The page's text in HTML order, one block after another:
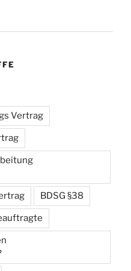
Vertrag
BDSG §38